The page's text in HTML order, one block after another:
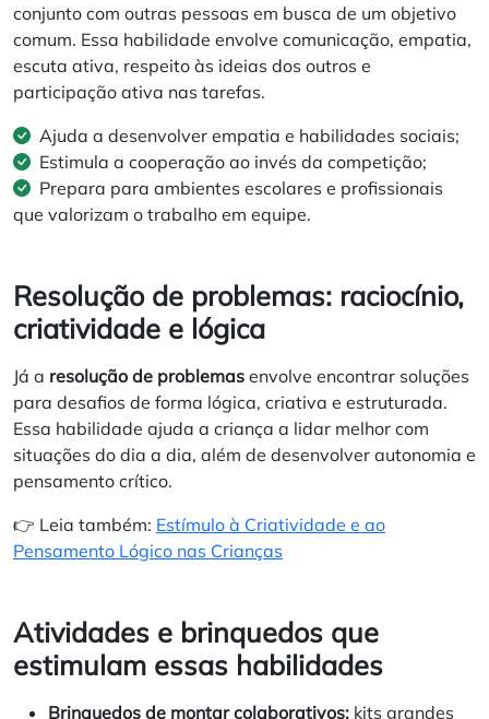
conjunto com outras pessoas em busca de um objetivo
comum. Essa habilidade envolve comunicação, empatia,
escuta ativa, respeito às ideias dos outros e
participação ativa nas tarefas.
Ajuda a desenvolver empatia e habilidades sociais;
Estimula a cooperação ao invés da competição;
Prepara para ambientes escolares e profissionais
que valorizam o trabalho em equipe.
Resolução de problemas: raciocínio,
criatividade e lógica
Já a resolução de problemas envolve encontrar soluções
para desafios de forma lógica, criativa e estruturada.
Essa habilidade ajuda a criança a lidar melhor com
situações do dia a dia, além de desenvolver autonomia e
pensamento crítico.
👉 Leia também: Estímulo à Criatividade e ao
Pensamento Lógico nas Crianças
Atividades e brinquedos que
estimulam essas habilidades
Brinquedos de montar colaborativos: kits grandes